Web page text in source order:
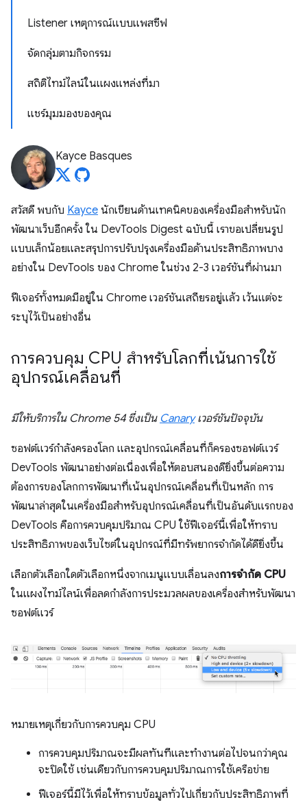
Listener เหตุการณ์แบบแพสซีฟ
จัดกลุ่มตามกิจกรรม
สถิติไทม์ไลน์ในแผงแหล่งที่มา
แชร์มุมมองของคุณ
Kayce Basques
สวัสดี พบกับ Kayce นักเขียนด้านเทคนิคของเครื่องมือสำหรับนัก
พัฒนาเว็บอีกครั้ง ใน DevTools Digest ฉบับนี้ เราขอเปลี่ยนรูป
แบบเล็กน้อยและสรุปการปรับปรุงเครื่องมือด้านประสิทธิภาพบาง
อย่างใน DevTools ของ Chrome ในช่วง 2-3 เวอร์ชันที่ผ่านมา
ฟีเจอร์ทั้งหมดมีอยู่ใน Chrome เวอร์ชันเสถียรอยู่แล้ว เว้นแต่จะ
ระบุไว้เป็นอย่างอื่น
การควบคุม CPU สําหรับโลกที่เน้นการใช้
อุปกรณ์เคลื่อนที่
มีให้บริการใน Chrome 54 ซึ่งเป็น Canaryเวอร์ชันปัจจุบัน
ซอฟต์แวร์กำลังครองโลก และอุปกรณ์เคลื่อนที่ก็ครองซอฟต์แวร์
DevTools พัฒนาอย่างต่อเนื่องเพื่อให้ตอบสนองดียิ่งขึ้นต่อความ
ต้องการของโลกการพัฒนาที่เน้นอุปกรณ์เคลื่อนที่เป็นหลัก การ
พัฒนาล่าสุดในเครื่องมือสำหรับอุปกรณ์เคลื่อนที่เป็นอันดับแรกของ
DevTools คือการควบคุมปริมาณ CPU ใช้ฟีเจอร์นี้เพื่อให้ทราบ
ประสิทธิภาพของเว็บไซต์ในอุปกรณ์ที่มีทรัพยากรจํากัดได้ดียิ่งขึ้น
เลือกตัวเลือกใดตัวเลือกหนึ่งจากเมนูแบบเลื่อนลงการจำกัด CPU
ในแผงไทม์ไลน์เพื่อลดกำลังการประมวลผลของเครื่องสำหรับพัฒนา
ซอฟต์แวร์
หมายเหตุเกี่ยวกับการควบคุม CPU
การควบคุมปริมาณจะมีผลทันทีและทำงานต่อไปจนกว่าคุณ
จะปิดใช้ เช่นเดียวกับการควบคุมปริมาณการใช้เครือข่าย
ฟีเจอร์นี้มีไว้เพื่อให้ทราบข้อมูลทั่วไปเกี่ยวกับประสิทธิภาพที่